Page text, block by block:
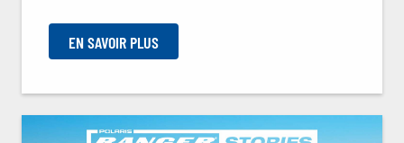
EN SAVOIR PLUS